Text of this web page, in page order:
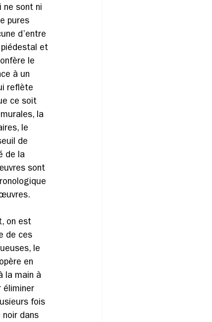
ne sont ni
pures
d’entre
et
le
à un
reflète
ce soit
la
le
de
de la
sont
on est
de ces
le
en
la main à
éliminer
fois
noir dans